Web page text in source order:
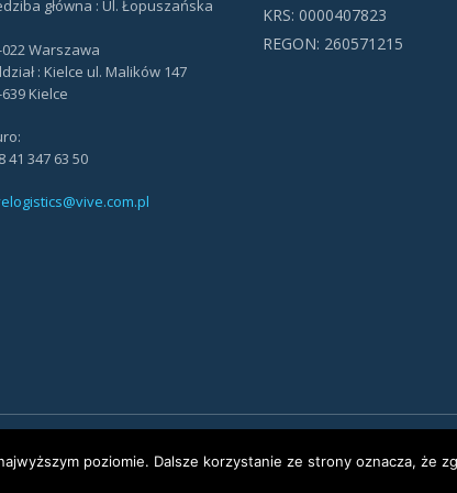
główna : Ul. Łopuszańska
022 Warszawa
: Kielce ul. Malików 147
Kielce
41 347 63 50
KRS: 0000407823
REGON: 260571215
poziomie. Dalsze korzystanie ze strony oznacza, że